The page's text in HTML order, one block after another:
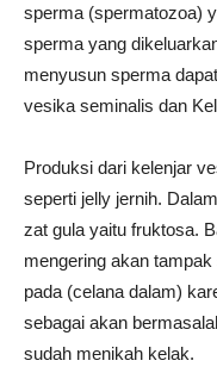
sperma (spermatozoa)
sperma yang
menyusun sperma
vesika seminalis dan
Produksi dari kelenjar
seperti jelly jernih.
zat gula yaitu fruktosa.
mengering akan
pada (celana dalam)
sebagai akan
sudah menikah kelak.